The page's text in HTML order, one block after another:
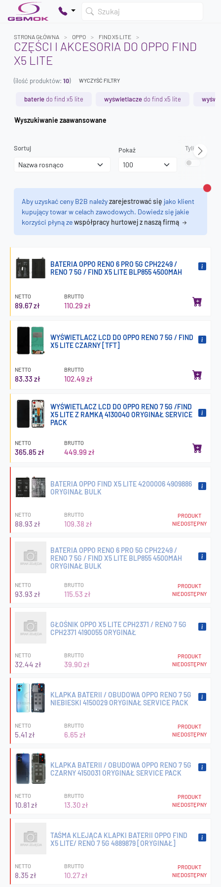
Szukaj
Dodaj produkty, aby kontynuować.
STRONA GŁÓWNA OPPO FIND X5 LITE
CZĘŚCI I AKCESORIA DO OPPO FIND
X5 LITE
(ilość produktów: 10) WYCZYŚĆ FILTRY
baterie do find x5 lite wyświetlacze do find x5 lite
Wyszukiwanie zaawansowane
Sortuj Pokaż Tylko
Aby uzyskać ceny B2B należyzarejestrować się jako klient
kupujący towar w celach zawodowych. Dowiedz się jakie
korzyści płyną zewspółpracy hurtowej z naszą firmą
BATERIA OPPO RENO 6 PRO 5G CPH2249 /
RENO 7 5G / FIND X5 LITE BLP855 4500MAH
NETTO
89.67 zł
BRUTTO
110.29 zł
WYŚWIETLACZ LCD DO OPPO RENO 7 5G / FIND
X5 LITE CZARNY [TFT]
NETTO
83.33 zł
BRUTTO
102.49 zł
WYŚWIETLACZ LCD DO OPPO RENO 7 5G /FIND
X5 LITE Z RAMKĄ 4130040 ORYGINAŁ SERVICE
PACK
NETTO
365.85 zł
BRUTTO
449.99 zł
BATERIA OPPO FIND X5 LITE 4200006 4909886
ORYGINAŁ BULK
NETTO
88.93 zł
BRUTTO
109.38 zł
PRODUKT
NIEDOSTĘPNY
BATERIA OPPO RENO 6 PRO 5G CPH2249 /
RENO 7 5G / FIND X5 LITE BLP855 4500MAH
ORYGINAŁ BULK
NETTO
93.93 zł
BRUTTO
115.53 zł
PRODUKT
NIEDOSTĘPNY
GŁOŚNIK OPPO X5 LITE CPH2371 / RENO 7 5G
CPH2371 4190055 ORYGINAŁ
NETTO
32.44 zł
BRUTTO
39.90 zł
PRODUKT
NIEDOSTĘPNY
KLAPKA BATERII / OBUDOWA OPPO RENO 7 5G
NIEBIESKI 4150029 ORYGINAŁ SERVICE PACK
NETTO
5.41 zł
BRUTTO
6.65 zł
PRODUKT
NIEDOSTĘPNY
KLAPKA BATERII / OBUDOWA OPPO RENO 7 5G
CZARNY 4150031 ORYGINAŁ SERVICE PACK
NETTO
10.81 zł
BRUTTO
13.30 zł
PRODUKT
NIEDOSTĘPNY
TAŚMA KLEJĄCA KLAPKI BATERII OPPO FIND
X5 LITE/ RENO 7 5G 4889879 [ORYGINAŁ]
NETTO
8.35 zł
BRUTTO
10.27 zł
PRODUKT
NIEDOSTĘPNY